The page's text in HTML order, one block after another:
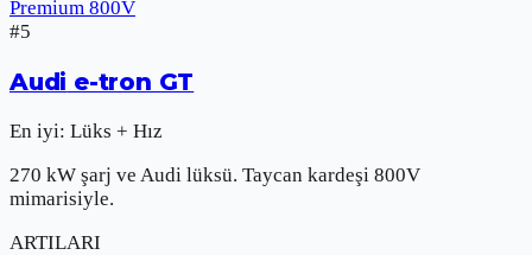
Premium 800V
#5
Audi e-tron GT
En iyi: Lüks + Hız
270 kW şarj ve Audi lüksü. Taycan kardeşi 800V
mimarisiyle.
ARTILARI